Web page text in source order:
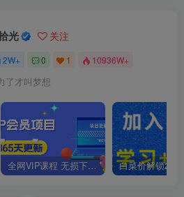
关注
10936W+
糕的一天让你误以为有个糟糕的人生
全网VIP课程 无损下载~